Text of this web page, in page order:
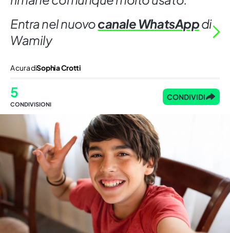
Entra nel nuovocanale WhatsAppdi
Wamily
A cura diSophia Crotti
5
CONDIVISIONI
CONDIVIDI